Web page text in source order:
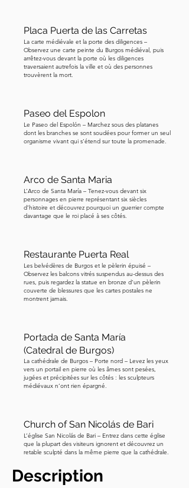
Placa Puerta de las Carretas
La carte médiévale et la porte des diligences –
Observez une carte peinte du Burgos médiéval, puis
arrêtez-vous devant la porte où les diligences
traversaient autrefois la ville et où des personnes
trouvèrent la mort.
Paseo del Espolon
Le Paseo del Espolón – Marchez sous des platanes
dont les branches se sont soudées pour former un seul
organisme vivant qui s’étend sur toute la promenade.
Arco de Santa Maria
L’Arco de Santa María – Tenez-vous devant six
personnages en pierre représentant six siècles
d’histoire et découvrez pourquoi un guerrier compte
davantage que le roi placé à ses côtés.
Restaurante Puerta Real
Les belvédères de Burgos et le pèlerin épuisé –
Observez les balcons vitrés suspendus au-dessus des
rues, puis regardez la statue en bronze d’un pèlerin
couverte de blessures que les cartes postales ne
montrent jamais.
Portada de Santa María
(Catedral de Burgos)
La cathédrale de Burgos – Porte nord – Levez les yeux
vers un portail en pierre où les âmes sont pesées,
jugées et précipitées sur les côtés : les sculpteurs
médiévaux n’ont rien épargné.
Church of San Nicolás de Bari
L’église San Nicolás de Bari – Entrez dans cette église
que la plupart des visiteurs ignorent et découvrez un
retable sculpté dans la même pierre que la cathédrale.
Description